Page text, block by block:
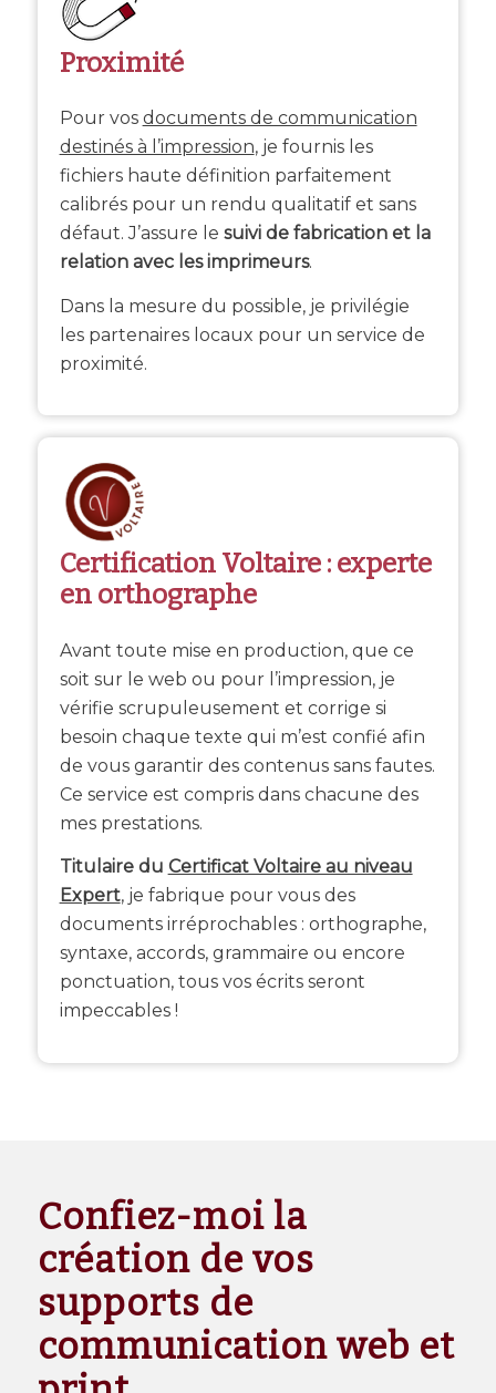
Proximité
Pour vos documents de communication
destinés à l’impression, je fournis les
fichiers haute définition parfaitement
calibrés pour un rendu qualitatif et sans
défaut. J’assure le suivi de fabrication et la
relation avec les imprimeurs.
Dans la mesure du possible, je privilégie
les partenaires locaux pour un service de
proximité.
Certification Voltaire : experte
en orthographe
Avant toute mise en production, que ce
soit sur le web ou pour l’impression, je
vérifie scrupuleusement et corrige si
besoin chaque texte qui m’est confié afin
de vous garantir des contenus sans fautes.
Ce service est compris dans chacune des
mes prestations.
Titulaire du Certificat Voltaire au niveau
Expert, je fabrique pour vous des
documents irréprochables : orthographe,
syntaxe, accords, grammaire ou encore
ponctuation, tous vos écrits seront
impeccables !
Confiez-moi la
création de vos
supports de
communication web et